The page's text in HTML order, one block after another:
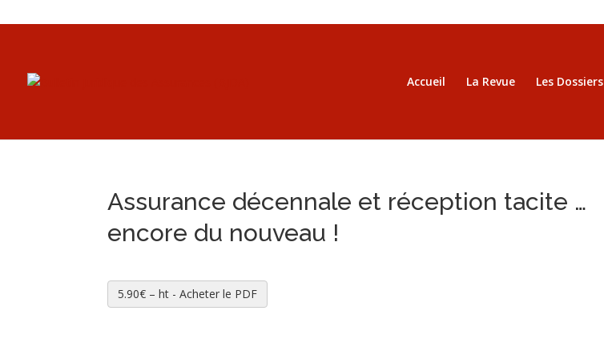
Accueil La Revue Les Dossiers
Assurance décennale et réception tacite …
encore du nouveau !
5.90€ – ht - Acheter le PDF